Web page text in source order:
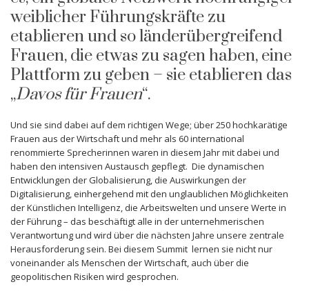
weiblicher Führungskräfte zu
etablieren und so länderübergreifend
Frauen, die etwas zu sagen haben, eine
Plattform zu geben – sie etablieren das
„Davos für Frauen“.
Und sie sind dabei auf dem richtigen Wege; über 250 hochkarätige
Frauen aus der Wirtschaft und mehr als 60 international
renommierte Sprecherinnen waren in diesem Jahr mit dabei und
haben den intensiven Austausch gepflegt. Die dynamischen
Entwicklungen der Globalisierung, die Auswirkungen der
Digitalisierung, einhergehend mit den unglaublichen Möglichkeiten
der Künstlichen Intelligenz, die Arbeitswelten und unsere Werte in
der Führung – das beschäftigt alle in der unternehmerischen
Verantwortung und wird über die nächsten Jahre unsere zentrale
Herausforderung sein. Bei diesem Summit lernen sie nicht nur
voneinander als Menschen der Wirtschaft, auch über die
geopolitischen Risiken wird gesprochen.